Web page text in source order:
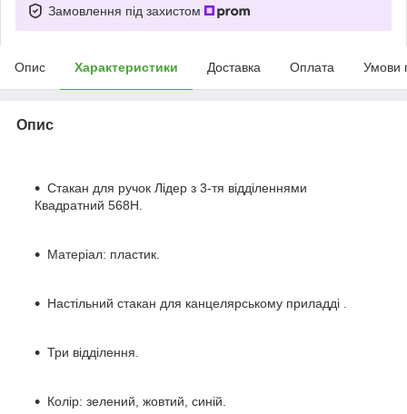
Замовлення під захистом
Опис Характеристики Доставка Оплата Умови
Опис
Стакан для ручок Лідер з 3-тя відділеннями
Квадратний 568Н.
Матеріал: пластик.
Настільний стакан для канцелярському приладді .
Три відділення.
Колір: зелений, жовтий, синій.